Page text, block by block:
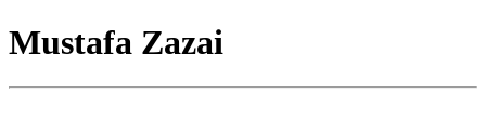
Mustafa Zazai